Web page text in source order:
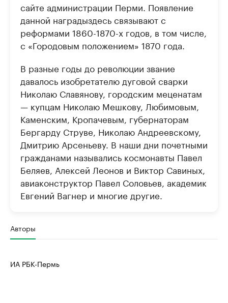
сайте администрации Перми. Появление
данной наградыздесь связывают с
реформами 1860-1870-х годов, в том числе,
с «Городовым положением» 1870 года.
В разные годы до революции звание
давалось изобретателю дуговой сварки
Николаю Славянову, городским меценатам
— купцам Николаю Мешкову, Любимовым,
Каменским, Кропачевым, губернаторам
Бергарду Струве, Николаю Андреевскому,
Дмитрию Арсеньеву. В наши дни почетными
гражданами назывались космонавты Павел
Беляев, Алексей Леонов и Виктор Савиных,
авиаконструктор Павел Соловьев, академик
Евгений Вагнер и многие другие.
Авторы
ИА РБК-Пермь